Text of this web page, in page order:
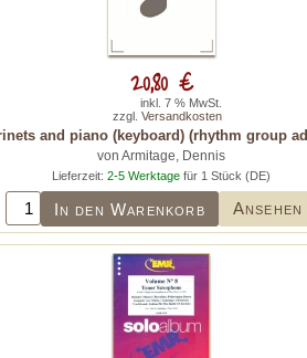
and piano (keyboard) (rhythm group
von Armitage, Dennis
Lieferzeit: 2-5 Werktage für 1 Stück (DE)
In den Warenkorb Ansehen
20,80 €
inkl. 7 % MwSt.
zzgl. Versandkosten